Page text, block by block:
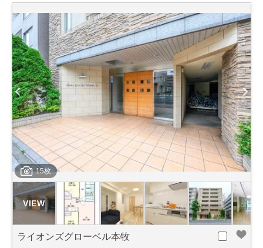
15枚
ライオンズグローベル本牧